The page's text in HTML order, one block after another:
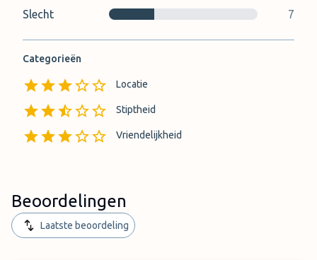
Slecht
7
Categorieën
Locatie
Stiptheid
Vriendelijkheid
Beoordelingen
Laatste beoordeling